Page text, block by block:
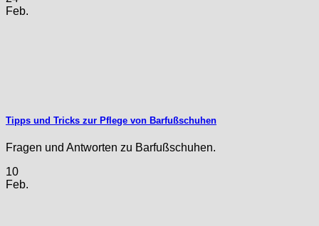
Feb.
Tipps und Tricks zur Pflege von Barfußschuhen
Fragen und Antworten zu Barfußschuhen.
10
Feb.